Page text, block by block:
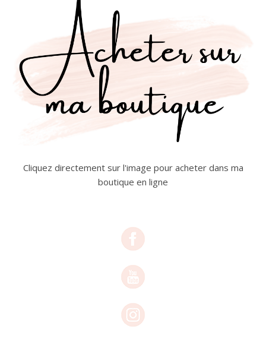
Cliquez directement sur l'image pour acheter dans ma
boutique en ligne